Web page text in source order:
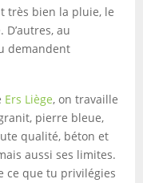
très bien la pluie, le
au
demandent
Ers Liège, on travaille
pierre bleue,
qualité, béton et
aussi ses limites.
ce que tu privilégies